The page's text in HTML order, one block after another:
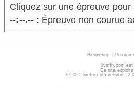
Cliquez sur une épreuve
--:--.--: Épreuve non courue
Bienvenue
liveffn.com
Ce site
© 2011 liveffn.com version :